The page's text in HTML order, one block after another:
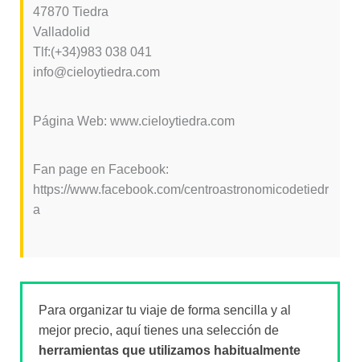
47870 Tiedra
Valladolid
Tlf:(+34)983 038 041
info@cieloytiedra.com
Página Web: www.cieloytiedra.com
Fan page en Facebook:
https://www.facebook.com/centroastronomicodetiedr
a
Para organizar tu viaje de forma sencilla y al
mejor precio, aquí tienes una selección de
herramientas que utilizamos habitualmente